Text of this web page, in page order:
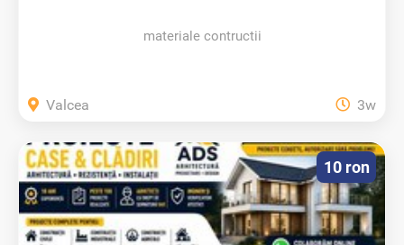
materiale contructii
Valcea 3w
10 ron